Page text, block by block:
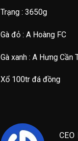
Trạng : 3650g
Gà đỏ : A Hoàng FC
Gà xanh : A Hưng Cần
Xổ 100tr đá đồng
CEO